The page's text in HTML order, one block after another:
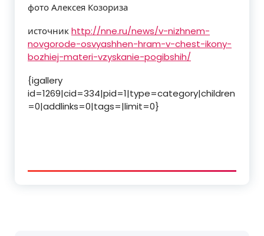
фото Алексея Козориза
источникhttp://nne.ru/news/v-nizhnem-
novgorode-osvyashhen-hram-v-chest-ikony-
bozhiej-materi-vzyskanie-pogibshih/
{igallery
id=1269|cid=334|pid=1|type=category|children
=0|addlinks=0|tags=|limit=0}